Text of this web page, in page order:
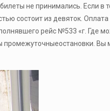
не принимались. Если в
состоит из девяток.
рейс №533 «г.
Вы